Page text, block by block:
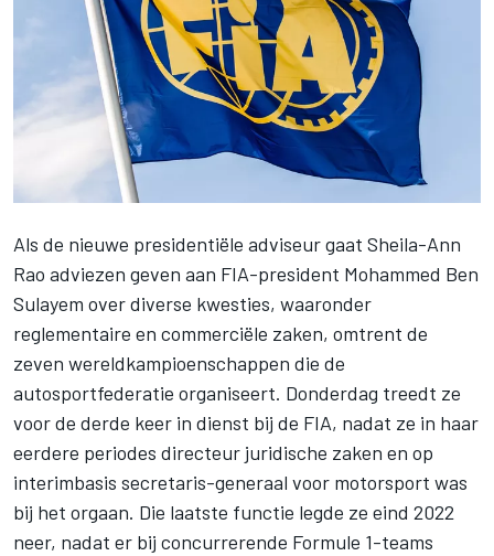
Als de nieuwe presidentiële adviseur gaat Sheila-Ann
Rao adviezen geven aan FIA-president Mohammed Ben
Sulayem over diverse kwesties, waaronder
reglementaire en commerciële zaken, omtrent de
zeven wereldkampioenschappen die de
autosportfederatie organiseert. Donderdag treedt ze
voor de derde keer in dienst bij de FIA, nadat ze in haar
eerdere periodes directeur juridische zaken en op
interimbasis secretaris-generaal voor motorsport was
bij het orgaan. Die laatste functie legde ze eind 2022
neer, nadat er bij concurrerende Formule 1-teams